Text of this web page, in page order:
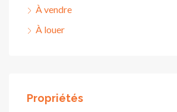
À vendre
À louer
Propriétés